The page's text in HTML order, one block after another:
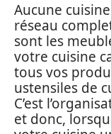
Aucune
réseau
sont les
votre cuisine
tous vos
ustensiles de
C’est
et donc,